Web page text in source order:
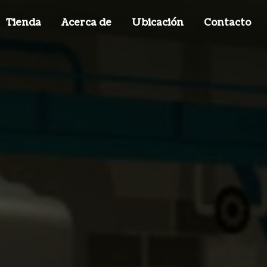
Tienda Acerca de Ubicación Contacto